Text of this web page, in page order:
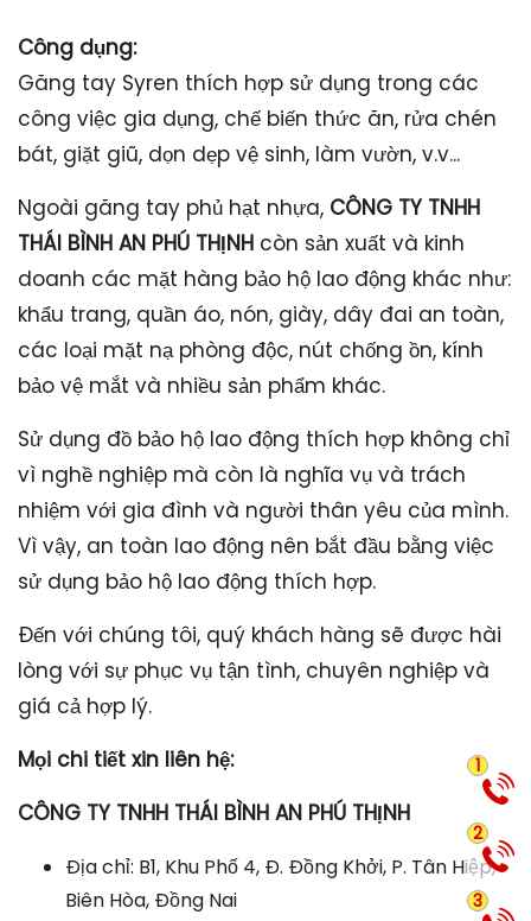
Công dụng:
Găng tay Syren thích hợp sử dụng trong các
công việc gia dụng, chế biến thức ăn, rửa chén
bát, giặt giũ, dọn dẹp vệ sinh, làm vườn, v.v...
Ngoài găng tay phủ hạt nhựa, CÔNG TY TNHH
THÁI BÌNH AN PHÚ THỊNH còn sản xuất và kinh
doanh các mặt hàng bảo hộ lao động khác như:
khẩu trang, quần áo, nón, giày, dây đai an toàn,
các loại mặt nạ phòng độc, nút chống ồn, kính
bảo vệ mắt và nhiều sản phẩm khác.
Sử dụng đồ bảo hộ lao động thích hợp không chỉ
vì nghề nghiệp mà còn là nghĩa vụ và trách
nhiệm với gia đình và người thân yêu của mình.
Vì vậy, an toàn lao động nên bắt đầu bằng việc
sử dụng bảo hộ lao động thích hợp.
Đến với chúng tôi, quý khách hàng sẽ được hài
lòng với sự phục vụ tận tình, chuyên nghiệp và
giá cả hợp lý.
Mọi chi tiết xin liên hệ:
CÔNG TY TNHH THÁI BÌNH AN PHÚ THỊNH
Địa chỉ: B1, Khu Phố 4, Đ. Đồng Khởi, P. Tân Hiệp,
Biên Hòa, Đồng Nai
1
2
3